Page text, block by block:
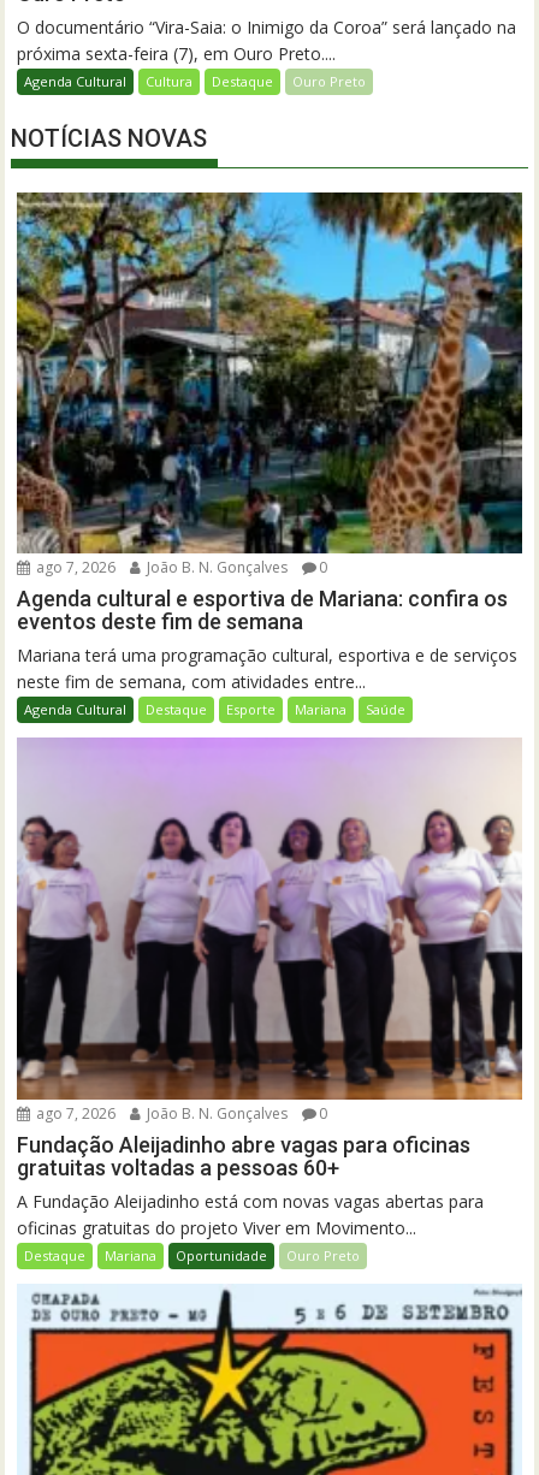
O documentário “Vira-Saia: o Inimigo da Coroa” será lançado na
próxima sexta-feira (7), em Ouro Preto....
Agenda Cultural Cultura Destaque Ouro Preto
NOTÍCIAS NOVAS
ago 7, 2026 João B. N. Gonçalves 0
Agenda cultural e esportiva de Mariana: confira os
eventos deste fim de semana
Mariana terá uma programação cultural, esportiva e de serviços
neste fim de semana, com atividades entre...
Agenda Cultural Destaque Esporte Mariana Saúde
ago 7, 2026 João B. N. Gonçalves 0
Fundação Aleijadinho abre vagas para oficinas
gratuitas voltadas a pessoas 60+
A Fundação Aleijadinho está com novas vagas abertas para
oficinas gratuitas do projeto Viver em Movimento...
Destaque Mariana Oportunidade Ouro Preto